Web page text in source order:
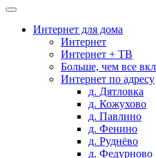
Интернет для дома
Интернет
Интернет + ТВ
Больше, чем все
Интернет по адресу
д. Дятловка
д. Кожухово
д. Павлино
д. Фенино
д. Руднёво
д. Федурново